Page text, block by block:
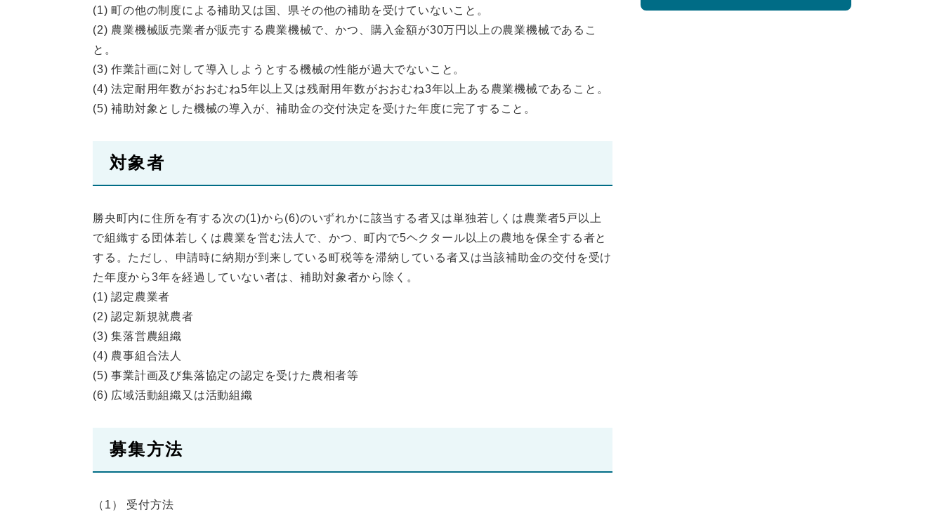
(1) 町の他の制度による補助又は国、県その他の補助を受けていないこと。
(2) 農業機械販売業者が販売する農業機械で、かつ、購入金額が30万円以上の農業機械であるこ
と。
(3) 作業計画に対して導入しようとする機械の性能が過大でないこと。
(4) 法定耐用年数がおおむね5年以上又は残耐用年数がおおむね3年以上ある農業機械であること。
(5) 補助対象とした機械の導入が、補助金の交付決定を受けた年度に完了すること。
対象者
勝央町内に住所を有する次の(1)から(6)のいずれかに該当する者又は単独若しくは農業者5戸以上
で組織する団体若しくは農業を営む法人で、かつ、町内で5ヘクタール以上の農地を保全する者と
する。ただし、申請時に納期が到来している町税等を滞納している者又は当該補助金の交付を受け
た年度から3年を経過していない者は、補助対象者から除く。
(1) 認定農業者
(2) 認定新規就農者
(3) 集落営農組織
(4) 農事組合法人
(5) 事業計画及び集落協定の認定を受けた農相者等
(6) 広域活動組織又は活動組織
募集方法
（1） 受付方法